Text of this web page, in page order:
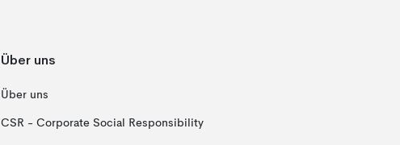
Über uns
Über uns
CSR - Corporate Social Responsibility